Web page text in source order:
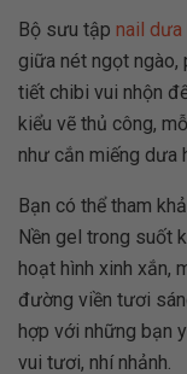
Bộ sưu tập nail dưa
giữa nét ngọt ngào,
tiết chibi vui nhộn
kiểu vẽ thủ công,
như cắn miếng dưa
Bạn có thể tham
Nền gel trong suốt
hoạt hình xinh xắn,
đường viền tươi
hợp với những bạn
vui tươi, nhí nhảnh.